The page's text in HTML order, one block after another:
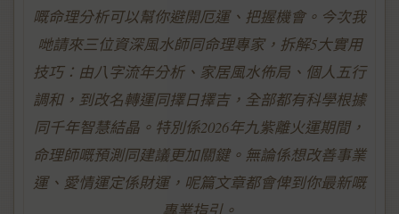
嘅命理分析可以幫你避開厄運、把握機會。今次我
哋請來三位資深風水師同命理專家，拆解5大實用
技巧：由八字流年分析、家居風水佈局、個人五行
調和，到改名轉運同擇日擇吉，全部都有科學根據
同千年智慧結晶。特別係2026年九紫離火運期間，
命理師嘅預測同建議更加關鍵。無論係想改善事業
運、愛情運定係財運，呢篇文章都會俾到你最新嘅